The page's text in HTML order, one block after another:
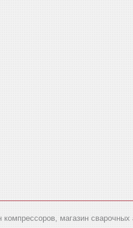
магазин сварочных